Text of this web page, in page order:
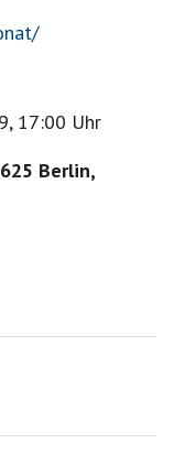
17:00 Uhr
Berlin,